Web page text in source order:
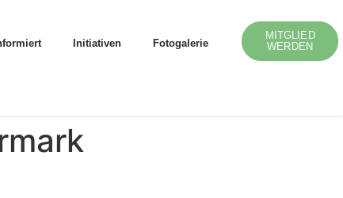
Initiativen Fotogalerie
MITGLIED
WERDEN